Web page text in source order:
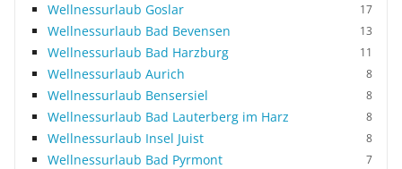
Wellnessurlaub Goslar 17
Wellnessurlaub Bad Bevensen 13
Wellnessurlaub Bad Harzburg 11
Wellnessurlaub Aurich 8
Wellnessurlaub Bensersiel 8
Wellnessurlaub Bad Lauterberg im Harz 8
Wellnessurlaub Insel Juist 8
Wellnessurlaub Bad Pyrmont 7